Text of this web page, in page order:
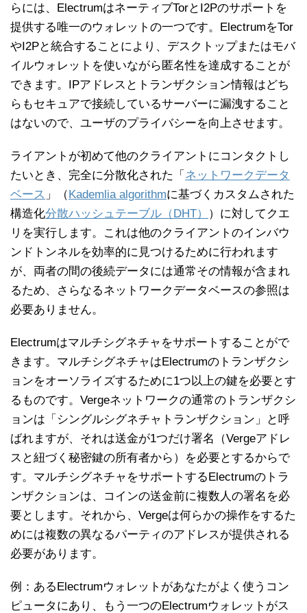
らには、ElectrumはネーティブTorとI2Pのサポートを
提供する唯一のウォレットの一つです。ElectrumをTor
やI2Pと統合することにより、デスクトップまたはモバ
イルウォレットを使いながら匿名性を達成することが
できます。IPアドレスとトランザクション情報はどち
らもセキュアで接続しているサーバーに漏洩すること
はないので、ユーザのプライバシーを向上させます。
ライアントが初めて他のクライアントにコンタクトし
たいとき、完全に分散化された「 ネットワークデータ
ベース 」（Kademlia algorithmに基づくカスタムされた
構造化分散ハッシュテーブル（DHT）
）に対してクエ
リを実行します。これは他のクライアントのインバウ
ンドトンネルを効率的に見つけるために行われます
が、両者の間の後続データには通常その情報が含まれ
るため、さらなるネットワークデータベースの参照は
必要ありません。
Electrumはマルチシグネチャをサポートすることがで
きます。マルチシグネチャはElectrumのトランザクシ
ョンをオーソライズするために1つ以上の鍵を必要とす
るものです。Vergeネットワークの通常のトランザクシ
ョンは「シングルシグネチャトランザクション」と呼
ばれますが、それは送金が1つだけ署名（Vergeアドレ
スと紐づく秘密鍵の所有者から）を必要とするからで
す。マルチシグネチャをサポートするElectrumのトラ
ンザクションは、コインの送金前に複数人の署名を必
要とします。それから、Vergeは何らかの操作をするた
めには複数の異なるパーティのアドレスが提供される
必要があります。
例：あるElectrumウォレットがあなたがよく使うコン
ピュータにあり、もう一つのElectrumウォレットがス